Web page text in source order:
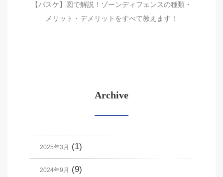
【バスケ】図で解説！ゾーンディフェンスの種類・
メリット・デメリットをすべて教えます！
Archive
2025年3月 (1)
2024年9月 (9)